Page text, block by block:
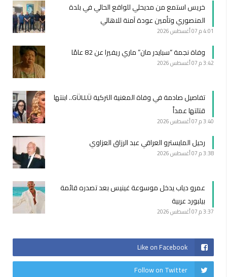
خريس استمع من مديحلي للواقع الحالي في بلدة
المنصوري وتأمين عودة آمنة للاهالي
4:01 م 07 أغسطس 2026
وفاة نجمة “سبايدر مان” ماري ريفيرا عن 82 عامًا
3:42 م 07 أغسطس 2026
تفاصيل صادمة في وفاة المغنية التركية GÜLLÜ.. ابنتها
قتلتها عمداً
3:40 م 07 أغسطس 2026
رحيل المايسترو العراقي عبد الرزاق العزاوي
3:38 م 07 أغسطس 2026
عمرو دياب يدخل موسوعة غينيس بعد تصدره قائمة
بيلبورد عربية
3:37 م 07 أغسطس 2026
Like on Facebook
Follow on Twitter